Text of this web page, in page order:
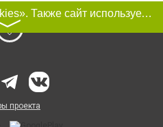
Этот сайт использует «cookies». Также сайт использует интернет-сервис для сбора технических данных касательно посетителей с целью получения маркетинговой и статистической информации. Условия обработки данных посетителей сайта см.
проекта